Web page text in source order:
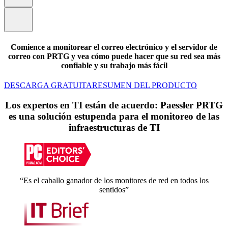
Comience a monitorear el correo electrónico y el servidor de
correo con PRTG y vea cómo puede hacer que su red sea más
confiable y su trabajo más fácil
DESCARGA GRATUITARESUMEN DEL PRODUCTO
Los expertos en TI están de acuerdo: Paessler PRTG
es una solución estupenda para el monitoreo de las
infraestructuras de TI
“Es el caballo ganador de los monitores de red en todos los
sentidos”